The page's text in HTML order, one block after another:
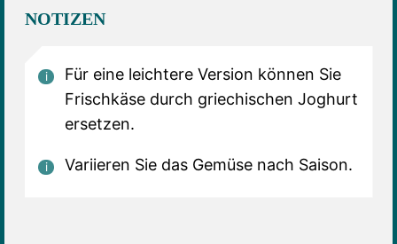
NOTIZEN
Für eine leichtere Version können Sie
Frischkäse durch griechischen Joghurt
ersetzen.
Variieren Sie das Gemüse nach Saison.